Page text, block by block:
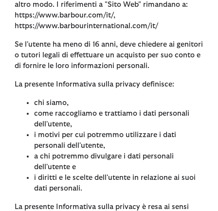
altro modo. I riferimenti a "Sito Web" rimandano a:
https://www.barbour.com/it/,
https://www.barbourinternational.com/it/
Se l'utente ha meno di 16 anni, deve chiedere ai genitori
o tutori legali di effettuare un acquisto per suo conto e
di fornire le loro informazioni personali.
La presente Informativa sulla privacy definisce:
chi siamo,
come raccogliamo e trattiamo i dati personali
dell'utente,
i motivi per cui potremmo utilizzare i dati
personali dell'utente,
a chi potremmo divulgare i dati personali
dell'utente e
i diritti e le scelte dell'utente in relazione ai suoi
dati personali.
La presente Informativa sulla privacy è resa ai sensi